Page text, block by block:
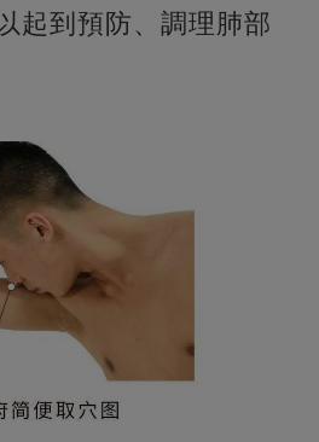
起到預防、調理肺部